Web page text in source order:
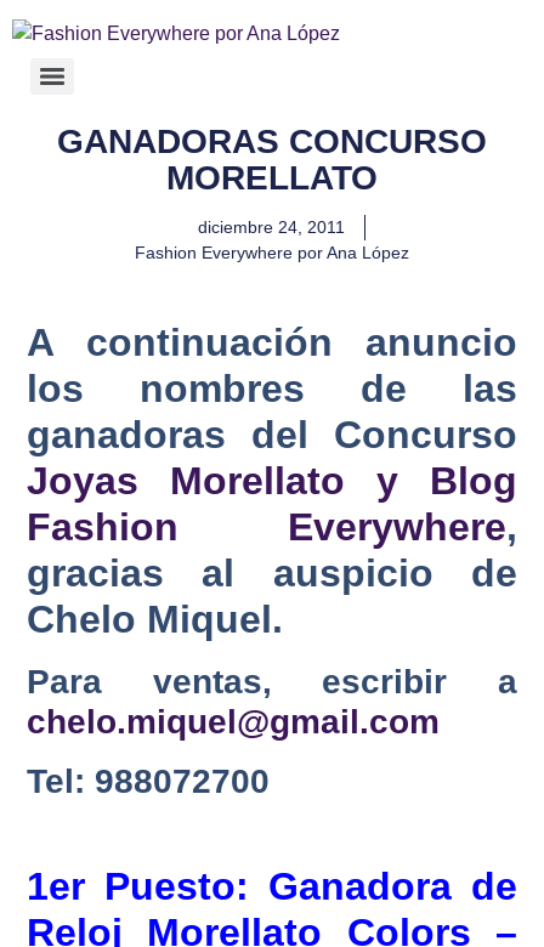
GANADORAS CONCURSO
MORELLATO
diciembre 24, 2011
Fashion Everywhere por Ana López
A continuación anuncio
los nombres de las
ganadoras del Concurso
Joyas Morellato y Blog
Fashion Everywhere,
gracias al auspicio de
Chelo Miquel.
Para ventas, escribir a
chelo.miquel@gmail.com
Tel: 988072700
1er Puesto: Ganadora de
Reloj Morellato Colors –